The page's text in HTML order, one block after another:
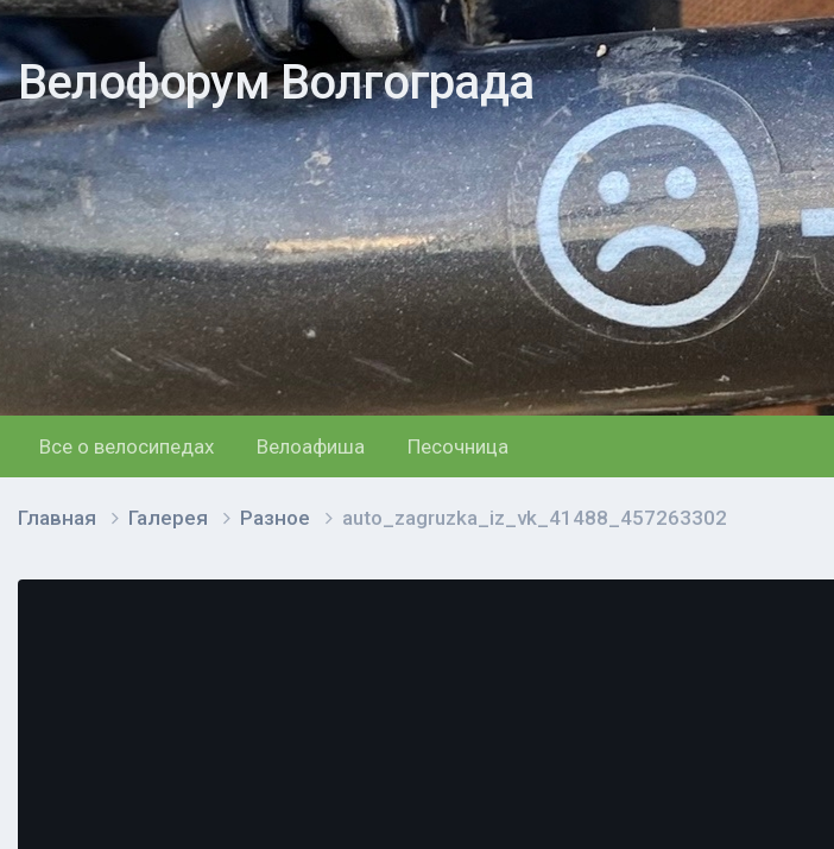
Велофорум Волгограда
Все о велосипедах Велоафиша Песочница
Главная Галерея Разное auto_zagruzka_iz_vk_41488_457263302